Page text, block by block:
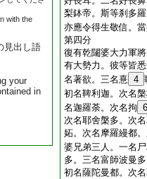
with the
見出し語
your
in
梨鉢帝。斯等刹多
亦應令得生敬信。
第四分
復有乾闥婆大力軍
有大勢力。彼等皆
名著欲。三名憙 4
初名鞞利迦。次名
名迦羅荼。次名拘 6
次名耶舍槃多。次
妬。次名摩羅縵都
婆兄弟三人。一名
多。三名富師波曼
初名薩陀曼都。次